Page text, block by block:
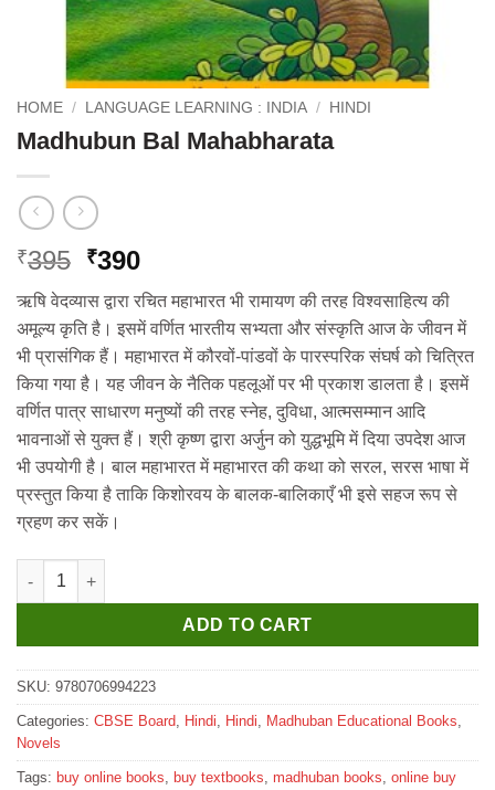
HOME / LANGUAGE LEARNING : INDIA / HINDI
Madhubun Bal Mahabharata
₹395 Original
price
was:
₹395.
₹390Current
price
is:
₹390.
ऋषि वेदव्यास द्वारा रचित महाभारत भी रामायण की तरह विश्‍वसाहित्य की
अमूल्य कृति है। इसमें वर्णित भारतीय सभ्यता और संस्कृति आज के जीवन में
भी प्रासंगिक हैं। महाभारत में कौरवों-पांडवों के पारस्परिक संघर्ष को चित्रित
किया गया है। यह जीवन के नैतिक पहलूओं पर भी प्रकाश डालता है। इसमें
वर्णित पात्र साधारण मनुष्यों की तरह स्नेह, दुविधा, आत्मसम्मान आदि
भावनाओं से युक्त हैं। श्री कृष्‍ण द्वारा अर्जुन को युद्धभूमि में दिया उपदेश आज
भी उपयोगी है। बाल महाभारत में महाभारत की कथा को सरल, सरस भाषा में
प्रस्तुत किया है ताकि किशोरवय के बालक-बालिकाएँ भी इसे सहज रूप से
ग्रहण कर सकें।
Madhubun Bal Mahabharata quantity
ADD TO CART
SKU: 9780706994223
Categories: CBSE Board, Hindi, Hindi, Madhuban Educational Books,
Novels
Tags: buy online books, buy textbooks, madhuban books, online buy